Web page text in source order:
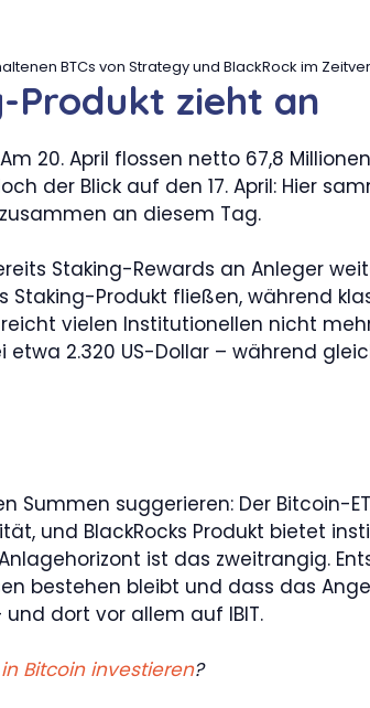
BTCs von Strategy und BlackRock im
Produkt zieht an
20. April flossen netto 67,8
der Blick auf den 17. April: Hier
an diesem Tag.
Staking-Rewards an Anleger
Produkt fließen, während
vielen Institutionellen nicht
2.320 US-Dollar – während
Summen suggerieren: Der Bitcoin-
und BlackRocks Produkt bietet
ist das zweitrangig.
bestehen bleibt und dass das
dort vor allem auf IBIT.
Bitcoin investieren?